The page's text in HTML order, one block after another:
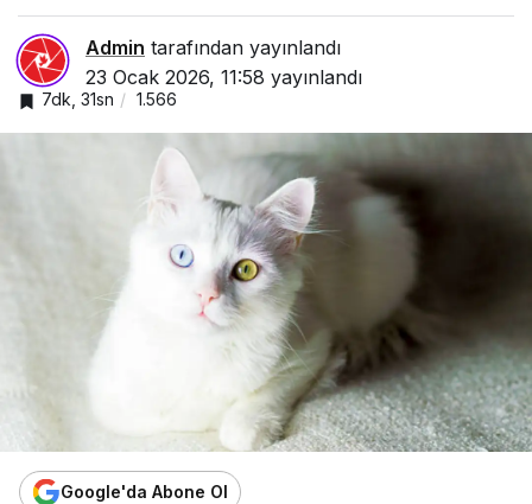
Admin tarafından yayınlandı
23 Ocak 2026, 11:58 yayınlandı
7dk, 31sn 1.566
Google'da Abone Ol